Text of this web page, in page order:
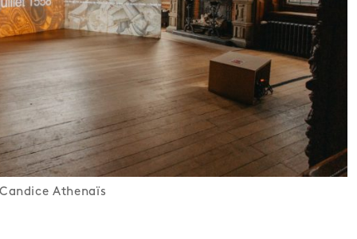
Athenaïs